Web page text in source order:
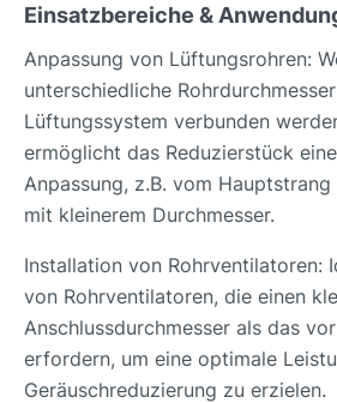
Einsatzbereiche &
Anpassung von Lüftungsrohren:
unterschiedliche
Lüftungssystem verbunden
ermöglicht das Reduzierstück
Anpassung, z.B. vom
mit kleinerem Durchmesser.
Installation von Rohrventilatoren:
von Rohrventilatoren, die einen
Anschlussdurchmesser als das
erfordern, um eine optimale
Geräuschreduzierung zu erzielen.